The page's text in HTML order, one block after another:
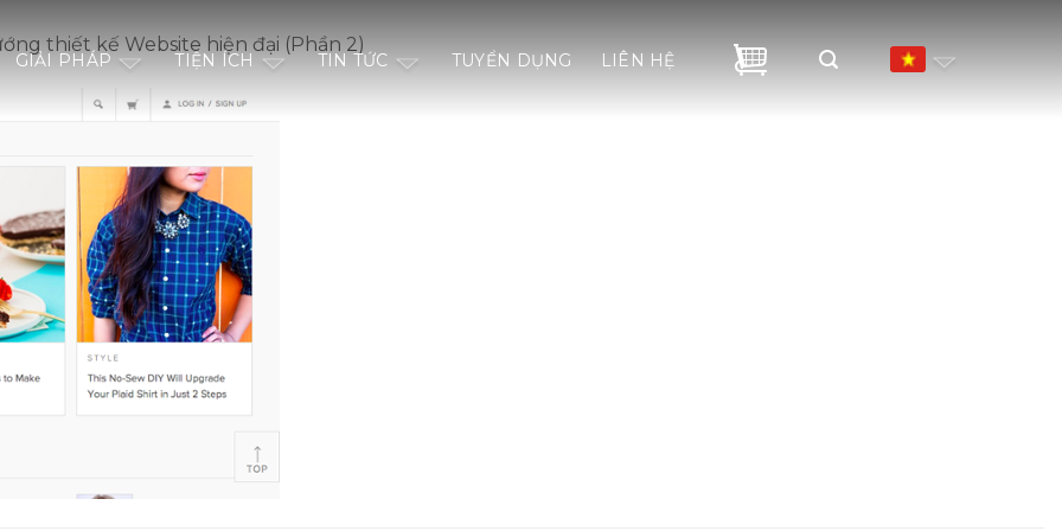
GIẢI PHÁP TIỆN ÍCH TIN TỨC TUYỂN DỤNG LIÊN HỆ
thiết kế Website hiện đại (Phần 2)